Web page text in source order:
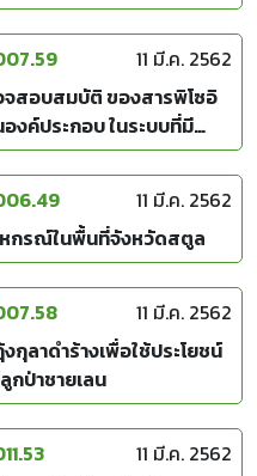
11 มี.ค. 2562
จสอบสมบัติ ของสารพิโซอิ
งค์ประกอบ ในระบบที่มี
โอเบตเป็นฐาน
11 มี.ค. 2562
กรณ์ในพื้นที่จังหวัดสตูล
11 มี.ค. 2562
ลาดำร้างเพื่อใช้ประโยชน์
กป่าชายเลน
11 มี.ค. 2562